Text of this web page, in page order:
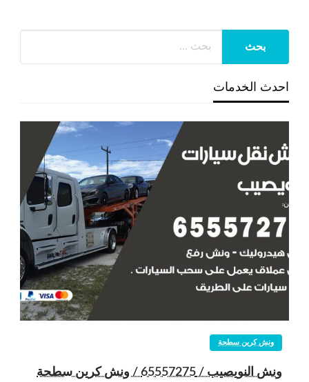
احدث الخدمات
ونش كرين سطحة
ونش النويصيب / 65557275 / ونش كرين سطحة